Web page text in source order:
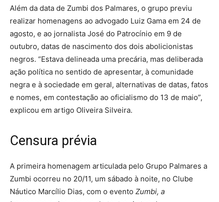
Além da data de Zumbi dos Palmares, o grupo previu
realizar homenagens ao advogado Luiz Gama em 24 de
agosto, e ao jornalista José do Patrocínio em 9 de
outubro, datas de nascimento dos dois abolicionistas
negros. “Estava delineada uma precária, mas deliberada
ação política no sentido de apresentar, à comunidade
negra e à sociedade em geral, alternativas de datas, fatos
e nomes, em contestação ao oficialismo do 13 de maio”,
explicou em artigo Oliveira Silveira.
Censura prévia
A primeira homenagem articulada pelo Grupo Palmares a
Zumbi ocorreu no 20/11, um sábado à noite, no Clube
Náutico Marcílio Dias, com o evento Zumbi, a